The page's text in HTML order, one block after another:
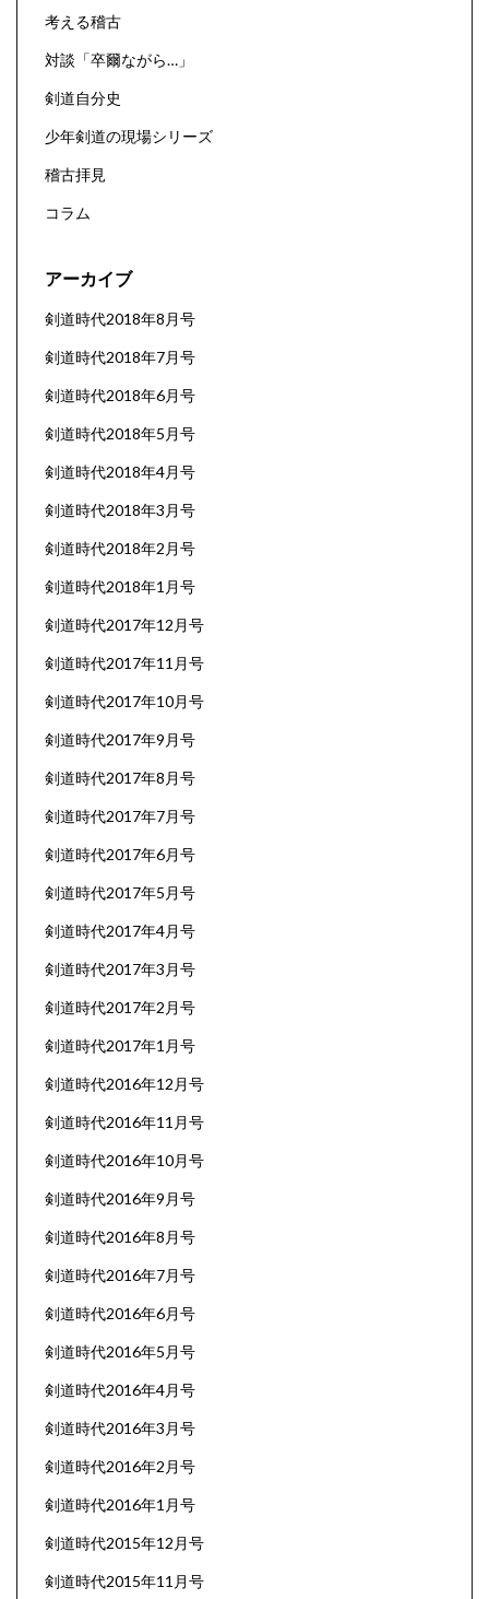
考える稽古
対談「卒爾ながら…」
剣道自分史
少年剣道の現場シリーズ
稽古拝見
コラム
アーカイブ
剣道時代2018年8月号
剣道時代2018年7月号
剣道時代2018年6月号
剣道時代2018年5月号
剣道時代2018年4月号
剣道時代2018年3月号
剣道時代2018年2月号
剣道時代2018年1月号
剣道時代2017年12月号
剣道時代2017年11月号
剣道時代2017年10月号
剣道時代2017年9月号
剣道時代2017年8月号
剣道時代2017年7月号
剣道時代2017年6月号
剣道時代2017年5月号
剣道時代2017年4月号
剣道時代2017年3月号
剣道時代2017年2月号
剣道時代2017年1月号
剣道時代2016年12月号
剣道時代2016年11月号
剣道時代2016年10月号
剣道時代2016年9月号
剣道時代2016年8月号
剣道時代2016年7月号
剣道時代2016年6月号
剣道時代2016年5月号
剣道時代2016年4月号
剣道時代2016年3月号
剣道時代2016年2月号
剣道時代2016年1月号
剣道時代2015年12月号
剣道時代2015年11月号